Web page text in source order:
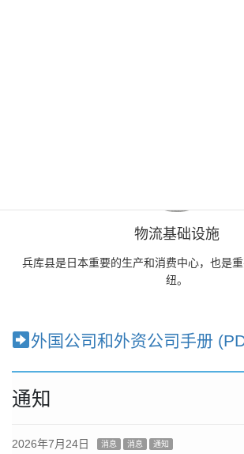
物流基础设施
兵库县是日本重要的生产和消费中心，也是
纽。
外国公司和外资公司手册
通知
2026年7月24日 消息 消息 通知